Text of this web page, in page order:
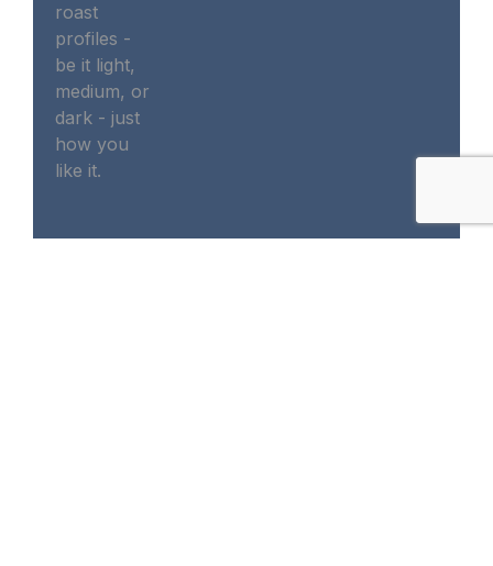
roast
profiles -
be it light,
medium, or
dark - just
how you
like it.